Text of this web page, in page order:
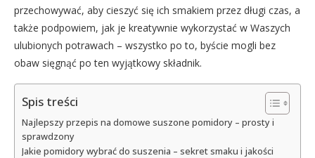
przechowywać, aby cieszyć się ich smakiem przez długi czas, a
także podpowiem, jak je kreatywnie wykorzystać w Waszych
ulubionych potrawach – wszystko po to, byście mogli bez
obaw sięgnąć po ten wyjątkowy składnik.
Spis treści
Najlepszy przepis na domowe suszone pomidory – prosty i
sprawdzony
Jakie pomidory wybrać do suszenia – sekret smaku i jakości